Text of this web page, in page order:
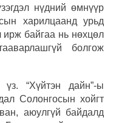
нүдний өмнүүр
харилцаанд урьд
ирж байгаа нь нөхцөл
болгож
“Хүйтэн дайн”-ы
Солонгосын хойгт
аюулгүй байдалд